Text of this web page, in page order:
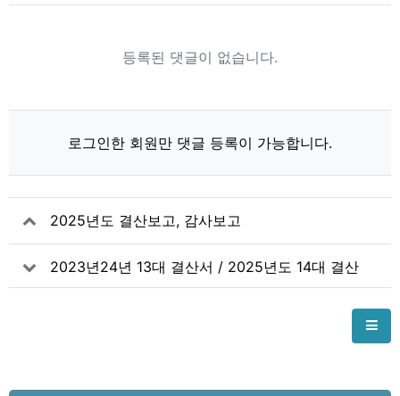
등록된 댓글이 없습니다.
로그인한 회원만 댓글 등록이 가능합니다.
2025년도 결산보고, 감사보고
2023년24년 13대 결산서 / 2025년도 14대 결산
서